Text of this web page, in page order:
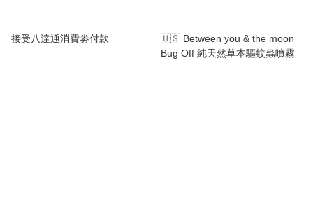
接受八達通消費劵付款
🇺🇸 Between you & the moon
Bug Off 純天然草本驅蚊蟲噴霧